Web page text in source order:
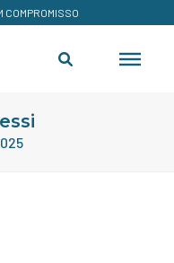
COMPROMISSO